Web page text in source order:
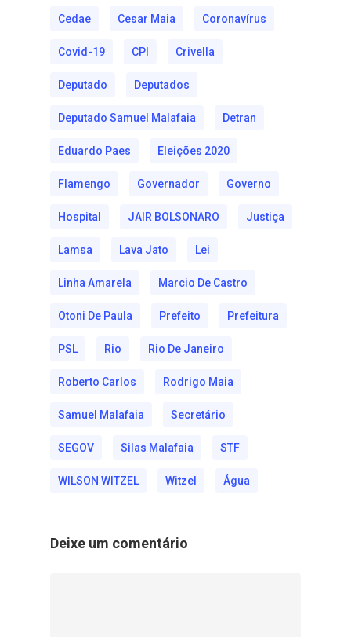
Cedae Cesar Maia Coronavírus
Covid-19 CPI Crivella
Deputado Deputados
Deputado Samuel Malafaia Detran
Eduardo Paes Eleições 2020
Flamengo Governador Governo
Hospital JAIR BOLSONARO Justiça
Lamsa Lava Jato Lei
Linha Amarela Marcio De Castro
Otoni De Paula Prefeito Prefeitura
PSL Rio Rio De Janeiro
Roberto Carlos Rodrigo Maia
Samuel Malafaia Secretário
SEGOV Silas Malafaia STF
WILSON WITZEL Witzel Água
Deixe um comentário